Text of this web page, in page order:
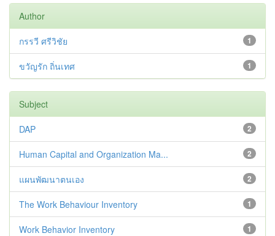
Author
1
กรรวี ศรีวิชัย
1
ขวัญรัก ถิ่นเทศ
Subject
2
DAP
2
Human Capital and Organization Ma...
2
แผนพัฒนาตนเอง
1
The Work Behaviour Inventory
1
Work Behavior Inventory